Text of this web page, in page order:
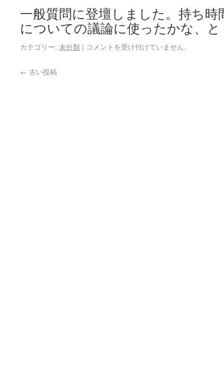
一般質問に登壇しました。持ち時
についての議論に使ったかな、
カテゴリー: 未分類 | コメントを受け付けていません。
← 古い投稿